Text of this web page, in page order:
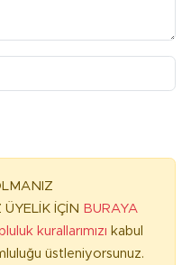
İÇİN BURAYA
kurallarımızı kabul
üstleniyorsunuz.